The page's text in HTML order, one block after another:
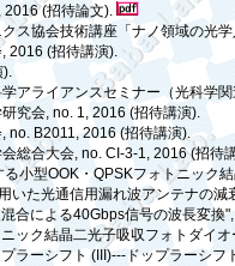
2016 (招待論文).
ス協会技術講座「ナノ領域の光学
, 2016 (招待講演).
).
アライアンスセミナー（光科学関
究会, no. 1, 2016 (招待講演).
, no. B2011, 2016 (招待講演).
総合大会, no. CI-3-1, 2016 (招待
る小型OOK・QPSKフォトニック
いた光通信用漏れ波アンテナの減
合による40Gbps信号の波長変換
ック結晶二光子吸収フォトダイ
ラーシフト (III)---ドップラーシフ